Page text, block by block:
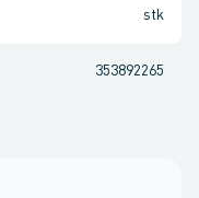
stk
353892265